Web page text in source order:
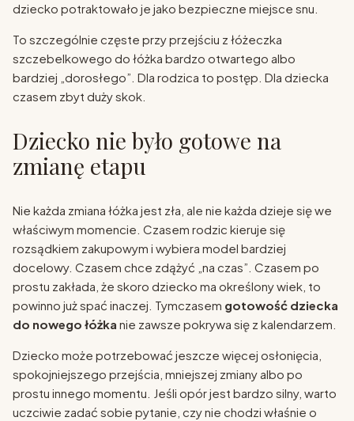
dziecko potraktowało je jako bezpieczne miejsce snu.
To szczególnie częste przy przejściu z łóżeczka
szczebelkowego do łóżka bardzo otwartego albo
bardziej „dorosłego”. Dla rodzica to postęp. Dla dziecka
czasem zbyt duży skok.
Dziecko nie było gotowe na
zmianę etapu
Nie każda zmiana łóżka jest zła, ale nie każda dzieje się we
właściwym momencie. Czasem rodzic kieruje się
rozsądkiem zakupowym i wybiera model bardziej
docelowy. Czasem chce zdążyć „na czas”. Czasem po
prostu zakłada, że skoro dziecko ma określony wiek, to
powinno już spać inaczej. Tymczasem gotowość dziecka
do nowego łóżka nie zawsze pokrywa się z kalendarzem.
Dziecko może potrzebować jeszcze więcej osłonięcia,
spokojniejszego przejścia, mniejszej zmiany albo po
prostu innego momentu. Jeśli opór jest bardzo silny, warto
uczciwie zadać sobie pytanie, czy nie chodzi właśnie o